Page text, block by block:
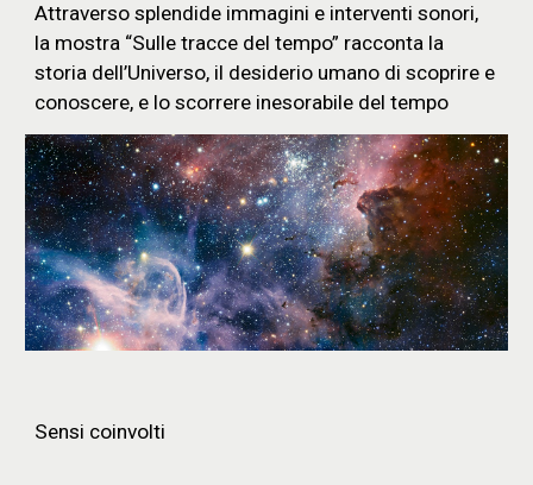
Attraverso splendide immagini e interventi sonori,
la mostra “Sulle tracce del tempo” racconta la
storia dell’Universo, il desiderio umano di scoprire e
conoscere, e lo scorrere inesorabile del tempo
Sensi coinvolti